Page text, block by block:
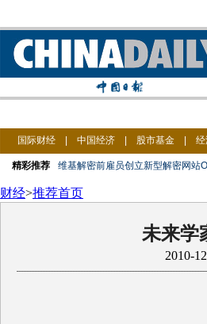
国际财经 中国经济 股市基金
精彩推荐 维基解密前雇员创立新型解密网站
财经>推荐首页
未来学
2010-